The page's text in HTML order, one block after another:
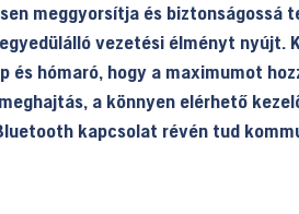
meggyorsítja és biztonságossá
vezetési élményt
és hómaró, hogy a maximumot
a könnyen elérhető
kapcsolat révén tud